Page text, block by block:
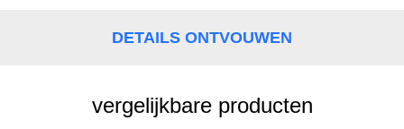
DETAILS ONTVOUWEN
vergelijkbare producten